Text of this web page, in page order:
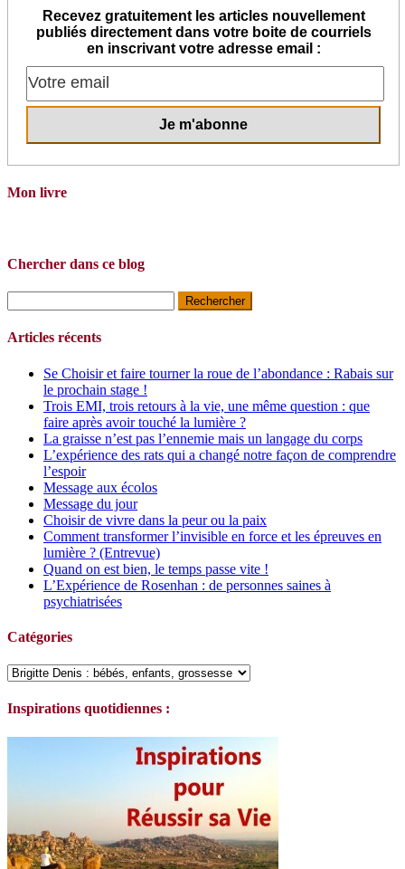
Recevez gratuitement les articles nouvellement
publiés directement dans votre boite de courriels
en inscrivant votre adresse email :
Mon livre
Chercher dans ce blog
Articles récents
Se Choisir et faire tourner la roue de l’abondance : Rabais sur
le prochain stage !
Trois EMI, trois retours à la vie, une même question : que
faire après avoir touché la lumière ?
La graisse n’est pas l’ennemie mais un langage du corps
L’expérience des rats qui a changé notre façon de comprendre
l’espoir
Message aux écolos
Message du jour
Choisir de vivre dans la peur ou la paix
Comment transformer l’invisible en force et les épreuves en
lumière ? (Entrevue)
Quand on est bien, le temps passe vite !
L’Expérience de Rosenhan : de personnes saines à
psychiatrisées
Catégories
Catégories
Inspirations quotidiennes :